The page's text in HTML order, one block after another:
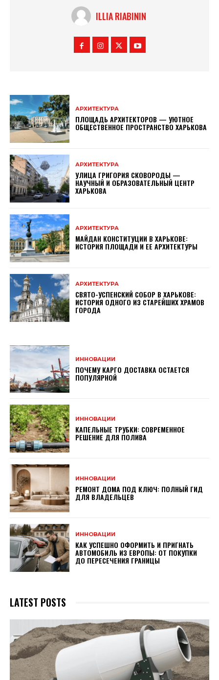
ILLIA RIABININ
АРХИТЕКТУРА
ПЛОЩАДЬ АРХИТЕКТОРОВ — УЮТНОЕ
ОБЩЕСТВЕННОЕ ПРОСТРАНСТВО ХАРЬКОВА
АРХИТЕКТУРА
УЛИЦА ГРИГОРИЯ СКОВОРОДЫ —
НАУЧНЫЙ И ОБРАЗОВАТЕЛЬНЫЙ ЦЕНТР
ХАРЬКОВА
АРХИТЕКТУРА
МАЙДАН КОНСТИТУЦИИ В ХАРЬКОВЕ:
ИСТОРИЯ ПЛОЩАДИ И ЕЕ АРХИТЕКТУРЫ
АРХИТЕКТУРА
СВЯТО-УСПЕНСКИЙ СОБОР В ХАРЬКОВЕ:
ИСТОРИЯ ОДНОГО ИЗ СТАРЕЙШИХ ХРАМОВ
ГОРОДА
ИННОВАЦИИ
ПОЧЕМУ КАРГО ДОСТАВКА ОСТАЕТСЯ
ПОПУЛЯРНОЙ
ИННОВАЦИИ
КАПЕЛЬНЫЕ ТРУБКИ: СОВРЕМЕННОЕ
РЕШЕНИЕ ДЛЯ ПОЛИВА
ИННОВАЦИИ
РЕМОНТ ДОМА ПОД КЛЮЧ: ПОЛНЫЙ ГИД
ДЛЯ ВЛАДЕЛЬЦЕВ
ИННОВАЦИИ
КАК УСПЕШНО ОФОРМИТЬ И ПРИГНАТЬ
АВТОМОБИЛЬ ИЗ ЕВРОПЫ: ОТ ПОКУПКИ
ДО ПЕРЕСЕЧЕНИЯ ГРАНИЦЫ
LATEST POSTS